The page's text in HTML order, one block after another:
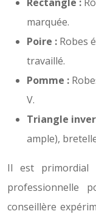
marquée.
Poire : Robes
travaillé.
Pomme :
V.
Triangle
ample),
Il est primordial
professionnelle
conseillère